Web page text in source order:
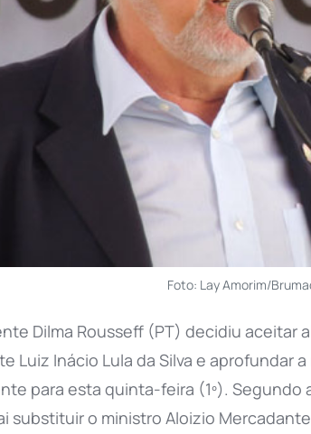
Foto: Lay Amorim/
Dilma Rousseff (PT) decidiu aceitar
Luiz Inácio Lula da Silva e aprofundar
para esta quinta-feira (1º). Segundo
substituir o ministro Aloizio